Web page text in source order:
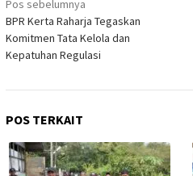
pos
Pos sebelumnya
BPR Kerta Raharja Tegaskan
Komitmen Tata Kelola dan
Kepatuhan Regulasi
POS TERKAIT